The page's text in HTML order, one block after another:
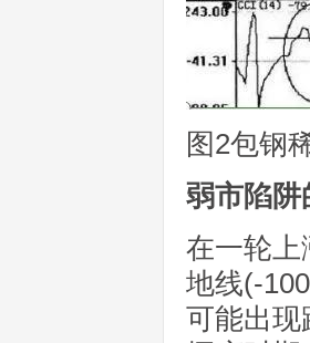
图2包钢
弱市陷阱
在一轮上
地线(-
可能出现